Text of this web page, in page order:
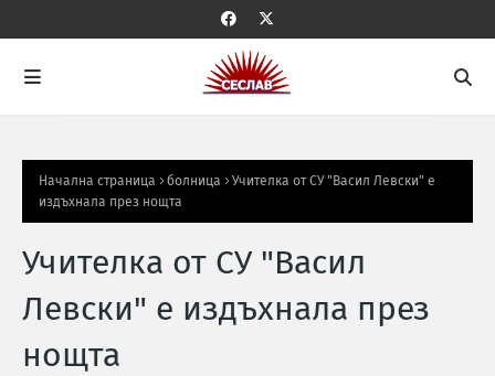
Начална страница болница
Учителка от СУ "Васил Левски" е
издъхнала през нощта
Учителка от СУ "Васил
Левски" е издъхнала през
нощта